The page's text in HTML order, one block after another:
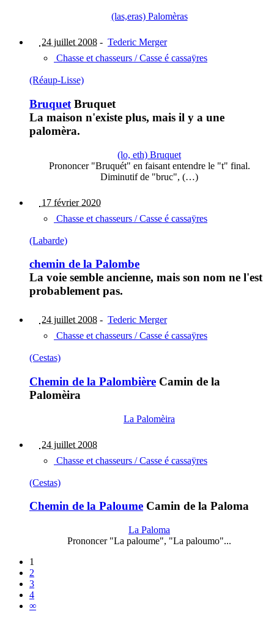
(las,eras) Palomèras
24 juillet 2008 - Tederic Merger
Chasse et chasseurs / Casse é cassaÿres
(Réaup-Lisse)
Bruquet Bruquet
La maison n'existe plus, mais il y a une
palomèra.
(lo, eth) Bruquet
Prononcer "Bruquét" en faisant entendre le "t" final.
Diminutif de "bruc", (…)
17 février 2020
Chasse et chasseurs / Casse é cassaÿres
(Labarde)
chemin de la Palombe
La voie semble ancienne, mais son nom ne l'est
probablement pas.
24 juillet 2008 - Tederic Merger
Chasse et chasseurs / Casse é cassaÿres
(Cestas)
Chemin de la Palombière Camin de la
Palomèira
La Palomèira
24 juillet 2008
Chasse et chasseurs / Casse é cassaÿres
(Cestas)
Chemin de la Paloume Camin de la Paloma
La Paloma
Prononcer "La paloume", "La paloumo"...
1
2
3
4
∞